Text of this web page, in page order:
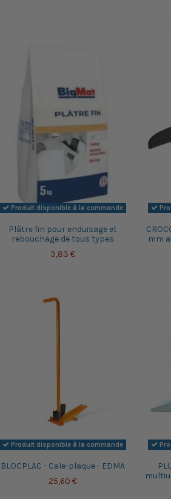
Produit disponible à la commande
Plâtre fin pour enduisage et
rebouchage de tous types
3,83 €
mm
Produit disponible à la commande
BLOCPLAC - Cale-plaque - EDMA
25,60 €